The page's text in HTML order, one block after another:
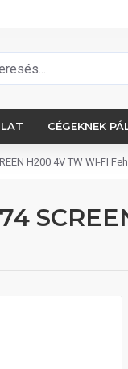
CÉGEKNEK
H200 4V TW WI-FI